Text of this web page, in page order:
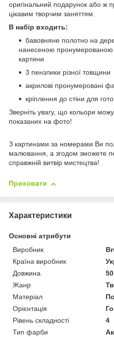
оригінальний подарунок або ж
цікавим творчим заняттям.
В набір входить:
бавовняне полотно на
нанесеною
картини
3 пензлики різної товщини
акрилові пронумеровані
кріплення до стіни для
Зверніть увагу, що кольори
показаних на фото!
З картинами за номерами Ви
малювання, а згодом зможете
справжній витвір мистецтва!
Приховати
Характеристики
Основні атрибути
Виробник
Країна виробник
Довжина
Жанр
Матеріал
Орієнтація
Рівень складності
4
Тип фарби